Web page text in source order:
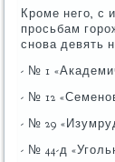
Кроме него, с
просьбам
снова девять
- № 1
- № 12
- № 29
- № 44-д